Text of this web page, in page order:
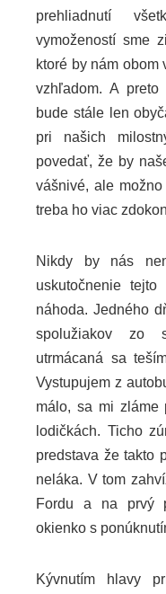
prehliadnutí
vymožeností sme
ktoré by nám obom
vzhľadom. A
bude stále len
pri našich
povedať, že by
vášnivé, ale
treba ho viac
Nikdy by nás
uskutočnenie
náhoda. Jedného
spolužiakov zo
utrmácaná sa
Vystupujem z
málo, sa mi zláme
lodičkách. Ticho
predstava že takto
neláka. V tom
Fordu a na prvý
okienko s
Kývnutím hlavy